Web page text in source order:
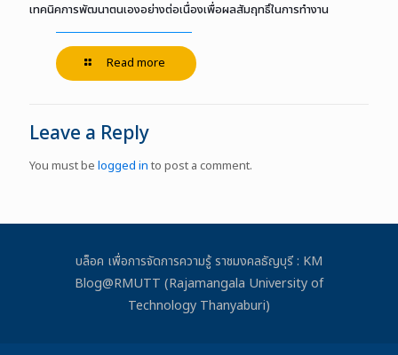
เทคนิคการพัฒนาตนเองอย่างต่อเนื่องเพื่อผลสัมฤทธิ์ในการทำงาน
Read more
Leave a Reply
You must be logged in to post a comment.
บล็อค เพื่อการจัดการความรู้ ราชมงคลธัญบุรี : KM
Blog@RMUTT (Rajamangala University of
Technology Thanyaburi)